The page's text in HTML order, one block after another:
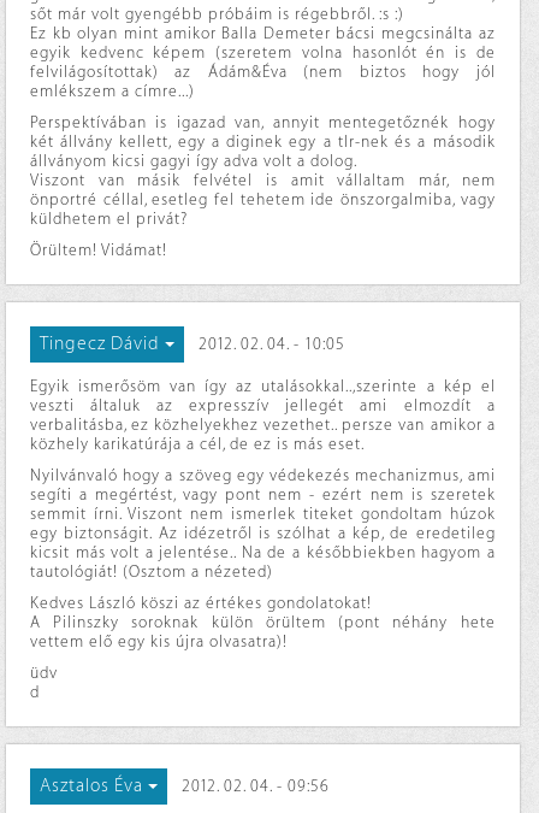
sőt már volt gyengébb próbáim is régebbről. :s :)
Ez kb olyan mint amikor Balla Demeter bácsi megcsinálta az
egyik kedvenc képem (szeretem volna hasonlót én is de
felvilágosítottak) az Ádám&Éva (nem biztos hogy jól
emlékszem a címre...)
Perspektívában is igazad van, annyit mentegetőznék hogy
két állvány kellett, egy a diginek egy a tlr-nek és a második
állványom kicsi gagyi így adva volt a dolog.
Viszont van másik felvétel is amit vállaltam már, nem
önportré céllal, esetleg fel tehetem ide önszorgalmiba, vagy
küldhetem el privát?
Örültem! Vidámat!
Tingecz Dávid 2012. 02. 04. - 10:05
Egyik ismerősöm van így az utalásokkal..,szerinte a kép el
veszti általuk az expresszív jellegét ami elmozdít a
verbalitásba, ez közhelyekhez vezethet.. persze van amikor a
közhely karikatúrája a cél, de ez is más eset.
Nyilvánvaló hogy a szöveg egy védekezés mechanizmus, ami
segíti a megértést, vagy pont nem - ezért nem is szeretek
semmit írni. Viszont nem ismerlek titeket gondoltam húzok
egy biztonságit. Az idézetről is szólhat a kép, de eredetileg
kicsit más volt a jelentése.. Na de a későbbiekben hagyom a
tautológiát! (Osztom a nézeted)
Kedves László köszi az értékes gondolatokat!
A Pilinszky soroknak külön örültem (pont néhány hete
vettem elő egy kis újra olvasatra)!
üdv
d
Asztalos Éva 2012. 02. 04. - 09:56